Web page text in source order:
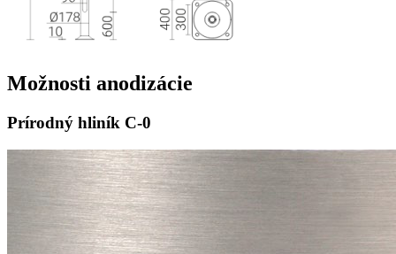
Možnosti anodizácie
Prírodný hliník C-0